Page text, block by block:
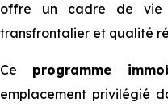
offre un cadre de vie
transfrontalier et qualité
Ce programme
emplacement privilégié